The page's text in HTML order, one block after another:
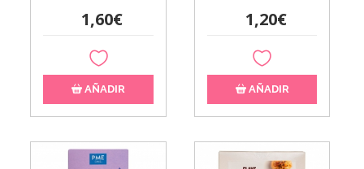
1,60€
AÑADIR
1,20€
AÑADIR